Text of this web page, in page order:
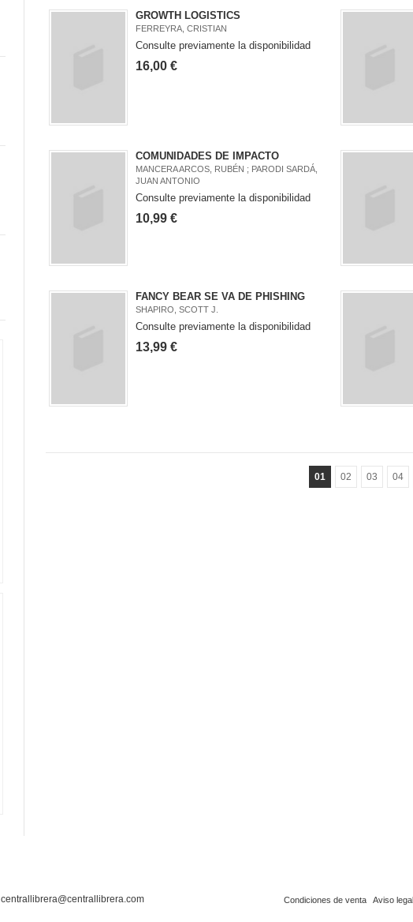
GROWTH LOGISTICS
FERREYRA, CRISTIAN
Consulte previamente la disponibilidad
16,00 €
COMUNIDADES DE IMPACTO
MANCERA ARCOS, RUBÉN ; PARODI SARDÁ,
JUAN ANTONIO
Consulte previamente la disponibilidad
10,99 €
FANCY BEAR SE VA DE PHISHING
SHAPIRO, SCOTT J.
Consulte previamente la disponibilidad
13,99 €
01 02 03 04
Condiciones de venta Aviso legal
centrallibrera@centrallibrera.com